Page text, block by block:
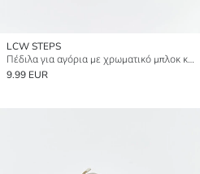
LCW STEPS
Πέδιλα για αγόρια με χρωματικό μπλοκ και βέλκρο
9.99 EUR